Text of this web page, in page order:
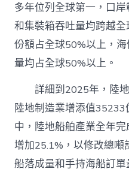
多年位列全球第一，口
和集裝箱吞吐量均跨越
份額占全球50%以上，
量均占全球50%以上。
詳細到2025年，陸
陸地制造業增添值
中，陸地船舶產業全年
增加25.1%，以修改總
船落成量和手持海船訂